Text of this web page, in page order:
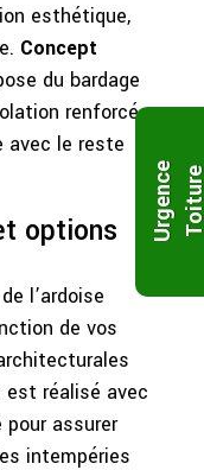
esthétique,
Concept
du bardage
renforcée
avec le reste
options
l’ardoise
de vos
est réalisé avec
assurer
intempéries
U
r
g
e
n
c
e
T
o
i
t
u
r